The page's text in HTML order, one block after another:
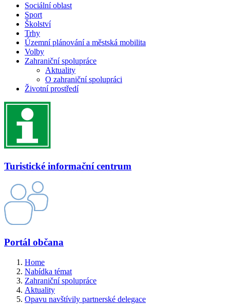
Sociální oblast
Sport
Školství
Trhy
Územní plánování a městská mobilita
Volby
Zahraniční spolupráce
Aktuality
O zahraniční spolupráci
Životní prostředí
Turistické informační centrum
Portál občana
Home
Nabídka témat
Zahraniční spolupráce
Aktuality
Opavu navštívily partnerské delegace